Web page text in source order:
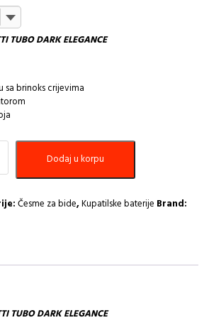
TUBO DARK ELEGANCE
sa brinoks crijevima
Dodaj u korpu
Česme za bide,Kupatilske baterije Brand:
TUBO DARK ELEGANCE